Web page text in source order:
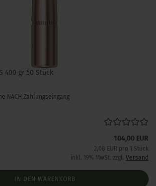
400 gr 50 Stück
NACH Zahlungseingang
104,00 EUR
2,08 EUR pro 1 Stück
inkl. 19% MwSt. zzgl. Versand
IN DEN WARENKORB